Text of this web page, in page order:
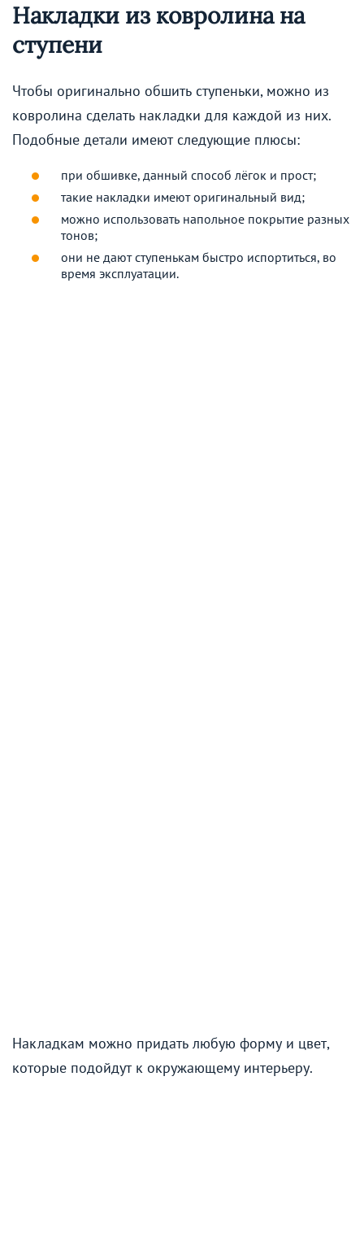
Накладки из ковролина на
ступени
Чтобы оригинально обшить ступеньки, можно из
ковролина сделать накладки для каждой из них.
Подобные детали имеют следующие плюсы:
при обшивке, данный способ лёгок и прост;
такие накладки имеют оригинальный вид;
можно использовать напольное покрытие разных
тонов;
они не дают ступенькам быстро испортиться, во
время эксплуатации.
Накладкам можно придать любую форму и цвет,
которые подойдут к окружающему интерьеру.